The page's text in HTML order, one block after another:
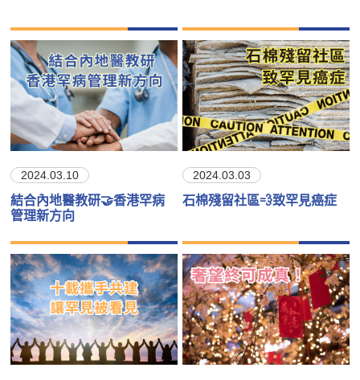
2024.03.10
結合內地醫教研🤝香港罕病
管理新方向
2024.03.03
石棉殘留社區💨致罕見癌症